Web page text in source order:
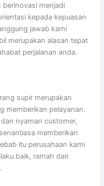
berinovasi menjadi
kepada kepuasan
jawab kami
merupakan alasan tepat
perjalanan anda.
supir merupakan
memberikan pelayanan.
nyaman customer,
memberikan
itu perusahaan kami
baik, ramah dan